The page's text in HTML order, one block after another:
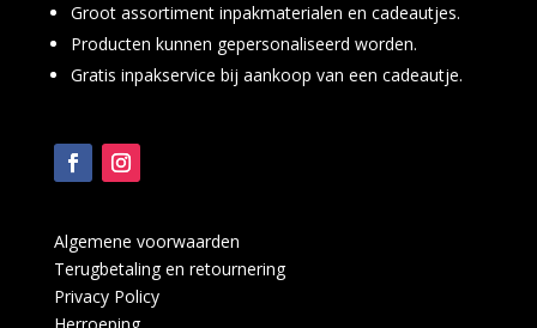
Groot assortiment inpakmaterialen en cadeautjes.
Producten kunnen gepersonaliseerd worden.
Gratis inpakservice bij aankoop van een cadeautje.
Algemene voorwaarden
Terugbetaling en retournering
Privacy Policy